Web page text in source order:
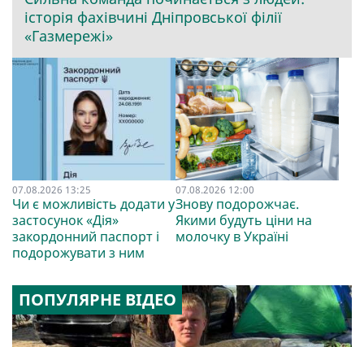
історія фахівчині Дніпровської філії
«Газмережі»
07.08.2026 13:25
Чи є можливість додати у
застосунок «Дія»
закордонний паспорт і
подорожувати з ним
07.08.2026 12:00
Знову подорожчає.
Якими будуть ціни на
молочку в Україні
ПОПУЛЯРНЕ ВІДЕО